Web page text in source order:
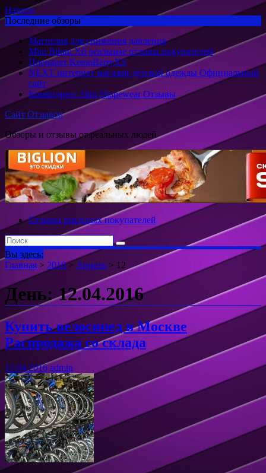
Наверх
Последние обзоры
Магнезия для снижения давления
Mini Bikini X6 реальные отзывы покупателей
Препарат KetonBerryХS
NEXT интернет магазин детской одежды Официальный
сайт
Комбидресс Slim Shapewear Отзывы
Сайт Отзывов
Обзоры и отзывы от реальных людей
Отзывы реальных покупателей
Вы здесь:
Главная > 2016 > Апрель > 12
День: 12.04.2016
Купить велосипед в Москве
Распродажа со склада
12.04.2016 admin